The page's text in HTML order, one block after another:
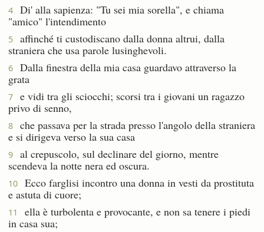
4
Di' alla sapienza: "Tu sei mia sorella", e chiama
"amico" l'intendimento
5
affinché ti custodiscano dalla donna altrui, dalla
straniera che usa parole lusinghevoli.
6
Dalla finestra della mia casa guardavo attraverso la
grata
7
e vidi tra gli sciocchi; scorsi tra i giovani un ragazzo
privo di senno,
8
che passava per la strada presso l'angolo della straniera
e si dirigeva verso la sua casa
9
al crepuscolo, sul declinare del giorno, mentre
scendeva la notte nera ed oscura.
10
Ecco farglisi incontro una donna in vesti da prostituta
e astuta di cuore;
11
ella è turbolenta e provocante, e non sa tenere i piedi
in casa sua;